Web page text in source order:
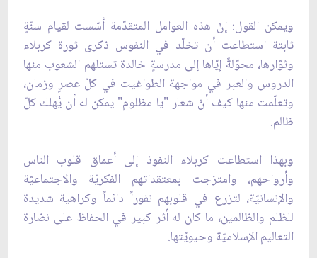
ويمكن القول: إنّ هذه العوامل المتقدّمة أسّست لقيام سنّةٍ
ثابتة استطاعت أن تخلّد في النفوس ذكرى ثورة كربلاء
وثوّارها، محوّلةً إيّاها إلى مدرسةٍ خالدة تستلهم الشعوب منها
الدروس والعبر في مواجهة الطواغيت في كلّ عصرٍ وزمان،
وتعلّمت منها كيف أنّ شعار "يا مظلوم" يمكن له أن يُهلك كلّ
ظالم.
وبهذا استطاعت كربلاء النفوذ إلى أعماق قلوب الناس
وأرواحهم، وامتزجت بمعتقداتهم الفكريّة والاجتماعيّة
والإنسانيّة، لتزرع في قلوبهم نفوراً دائماً وكراهية شديدة
للظلم والظالمين، ما كان له أثر كبير في الحفاظ على نضارة
التعاليم الإسلاميّة وحيويّتها.